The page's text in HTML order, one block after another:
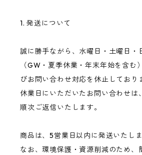
1. 発送について
誠に勝手ながら、水曜日・土曜日・
（GW・夏季休業・年末年始を含む
びお問い合わせ対応を休止しており
休業日にいただいたお問い合わせは
順次ご返信いたします。
商品は、5営業日以内に発送いたしま
なお、環境保護・資源削減のため、